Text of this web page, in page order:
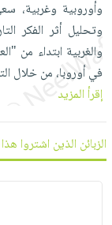
العناية
بالأسنان
الحمية
والتغذية
أدوات
المائدة
الأوعية
والتخزين
المطبخ
الأكثر
مبيعاً
العودة
للمدارس
اكسسوارات
كتب
اكسسوارات
شحن
مجاني
بنود
مختارة
اشتراكات
كل
الاشتراكات
متقدم
وأوروبية وغربية،
وتحليل أثر الفكر
والغربية ابتداء من
في أوروبا، من خلال
إقرأ المزيد
الزبائن الذين اشتروا